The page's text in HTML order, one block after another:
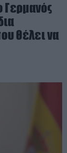
Γερμανός
θέλει να